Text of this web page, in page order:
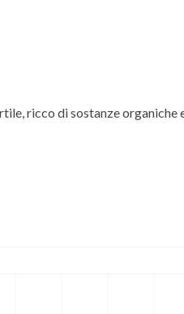
ricco di sostanze organiche